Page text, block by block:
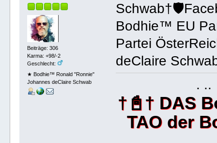
Beiträge: 306
Karma: +98/-2
Geschlecht:
★ Bodhie™ Ronald "Ronnie"
Johannes deClaire Schwab
Bodhie™ EU
Partei
deClaire
. ..
†📓† DAS
TAO der